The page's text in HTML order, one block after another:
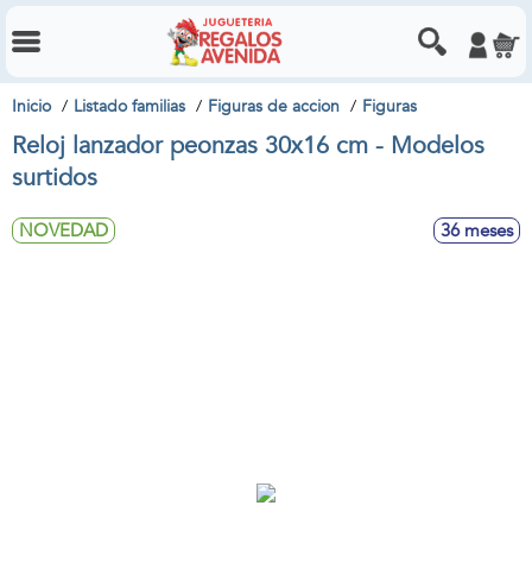
Inicio Listado familias Figuras de accion Figuras
Reloj lanzador peonzas 30x16 cm - Modelos
surtidos
NOVEDAD 36 meses